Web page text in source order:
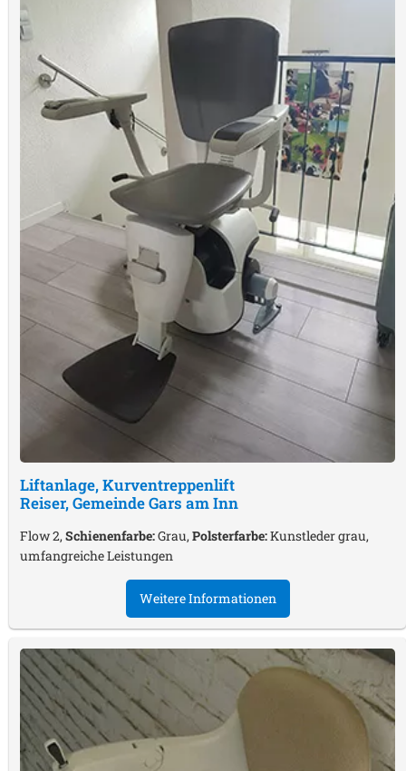
Liftanlage, Kurventreppenlift
Reiser, Gemeinde Gars am Inn
Flow 2,Schienenfarbe:Grau,Polsterfarbe:Kunstleder grau,
umfangreiche Leistungen
Weitere Informationen